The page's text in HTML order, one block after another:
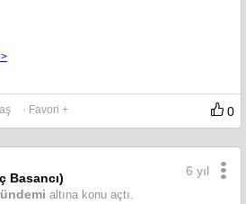
· Favori + 0
Basancı)
altına konu açtı.
6 yıl